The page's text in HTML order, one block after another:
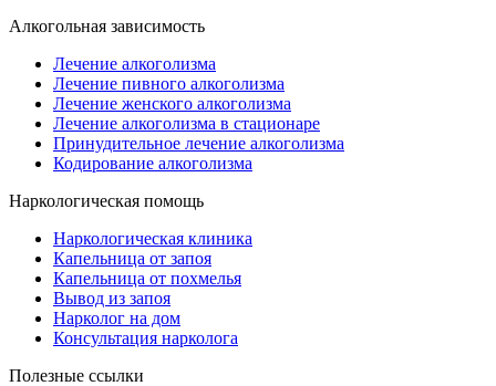
Алкогольная зависимость
Лечение алкоголизма
Лечение пивного алкоголизма
Лечение женского алкоголизма
Лечение алкоголизма в стационаре
Принудительное лечение алкоголизма
Кодирование алкоголизма
Наркологическая помощь
Наркологическая клиника
Капельница от запоя
Капельница от похмелья
Вывод из запоя
Нарколог на дом
Консультация нарколога
Полезные ссылки